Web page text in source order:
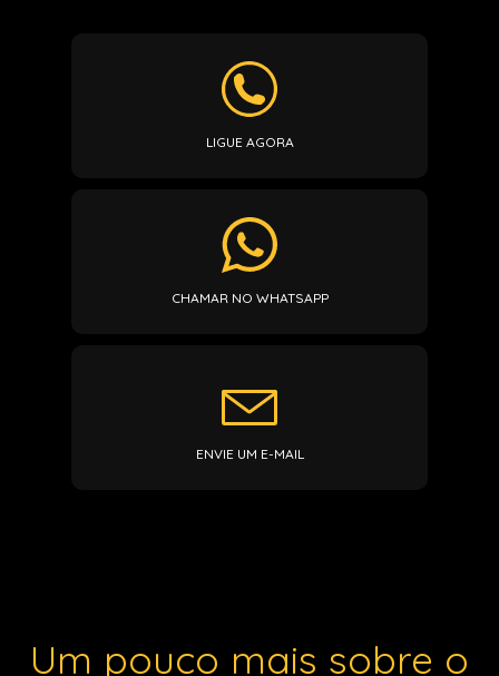
LIGUE AGORA
CHAMAR NO WHATSAPP
ENVIE UM E-MAIL
Um pouco mais sobre o